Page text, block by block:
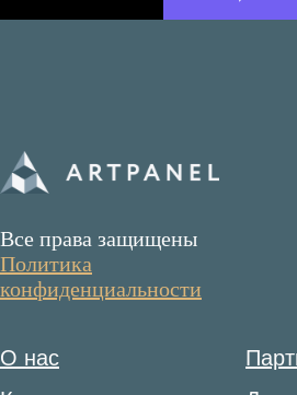
Все права защищены
Политика
конфиденциальности
О нас